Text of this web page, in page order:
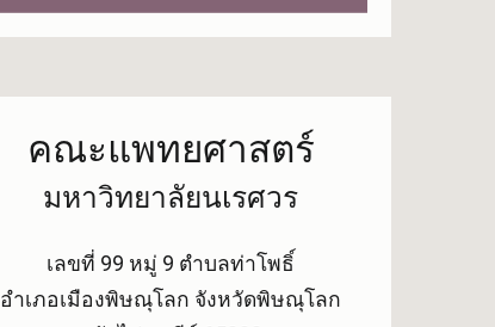
คณะแพทยศาสตร์
มหาวิทยาลัยนเรศวร
เลขที่ 99 หมู่ 9 ตำบลท่าโพธิ์
อำเภอเมืองพิษณุโลก จังหวัดพิษณุโลก